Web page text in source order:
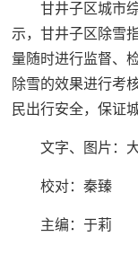
甘井子区城市
示，甘井子区除雪
量随时进行监督、
除雪的效果进行考
民出行安全，保证
文字、图片：
校对：秦臻
主编：于莉‍‍‍